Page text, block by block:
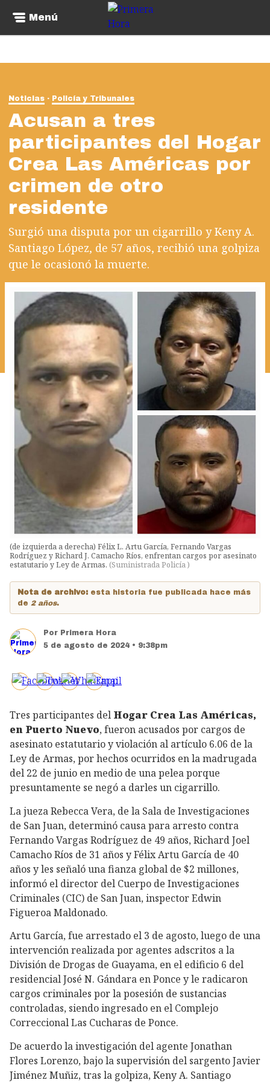
Menú
Noticias Policía y Tribunales
Acusan a tres
participantes del Hogar
Crea Las Américas por
crimen de otro
residente
Surgió una disputa por un cigarrillo y Keny A.
Santiago López, de 57 años, recibió una golpiza
que le ocasionó la muerte.
(de izquierda a derecha) Félix L. Artu García, Fernando Vargas
Rodríguez y Richard J. Camacho Ríos, enfrentan cargos por asesinato
estatutario y Ley de Armas. (Suministrada Policía)
Nota de archivo: esta historia fue publicada hace más
de 2 años.
Por Primera Hora
5 de agosto de 2024 • 9:38pm
Tres participantes del Hogar Crea Las Américas,
en Puerto Nuevo, fueron acusados por cargos de
asesinato estatutario y violación al artículo 6.06 de la
Ley de Armas, por hechos ocurridos en la madrugada
del 22 de junio en medio de una pelea porque
presuntamente se negó a darles un cigarrillo.
La jueza Rebecca Vera, de la Sala de Investigaciones
de San Juan, determinó causa para arresto contra
Fernando Vargas Rodríguez de 49 años, Richard Joel
Camacho Ríos de 31 años y Félix Artu García de 40
años y les señaló una fianza global de $2 millones,
informó el director del Cuerpo de Investigaciones
Criminales (CIC) de San Juan, inspector Edwin
Figueroa Maldonado.
Artu García, fue arrestado el 3 de agosto, luego de una
intervención realizada por agentes adscritos a la
División de Drogas de Guayama, en el edificio 6 del
residencial José N. Gándara en Ponce y le radicaron
cargos criminales por la posesión de sustancias
controladas, siendo ingresado en el Complejo
Correccional Las Cucharas de Ponce.
De acuerdo la investigación del agente Jonathan
Flores Lorenzo, bajo la supervisión del sargento Javier
Jiménez Muñiz, tras la golpiza, Keny A. Santiago